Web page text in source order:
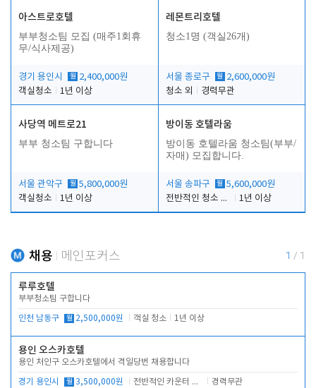
아스트로호텔
부부청소팀 모집 (매주1회휴
무/식사제공)
경기 용인시 월 2,400,000원
객실청소
1년 이상
레몬트리호텔
청소1명 (객실26개)
서울 종로구 월 2,600,000원
청소 외
경력무관
사당역 메트로21
부부 청소팀 구합니다
서울 관악구 월 5,800,000원
객실청소
1년 이상
방이동 호텔라움
방이동 호텔라움 청소팀(부부/
자매) 모집합니다.
서울 송파구 월 5,600,000원
전반적인 청소 업무(객실청소.객실정리)
1년 이상
채용 메인포커스 1 / 1
루루호텔
부부청소팀 구합니다
인천 남동구 월 2,500,000원 객실 청소 1년 이상
용인 오스카호텔
용인 처인구 오스카호텔에서 격일당번 채용합니다
경기 용인시 월 3,500,000원 전반적인 카운터 업무 경력무관